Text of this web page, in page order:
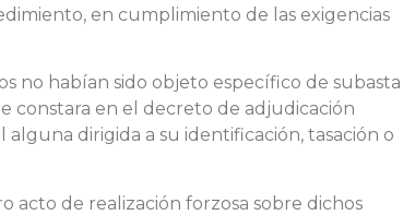
en cumplimiento de las exigencias
no habían sido objeto específico de subasta
constara en el decreto de adjudicación
dirigida a su identificación, tasación o
acto de realización forzosa sobre dichos